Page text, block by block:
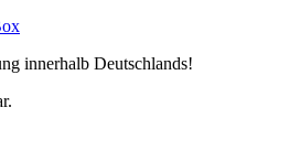
innerhalb Deutschlands!